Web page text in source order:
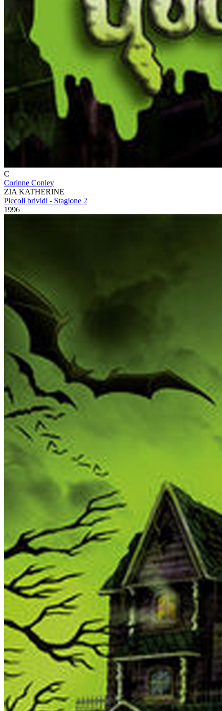
C
Corinne Conley
ZIA KATHERINE
Piccoli brividi - Stagione 2
1996